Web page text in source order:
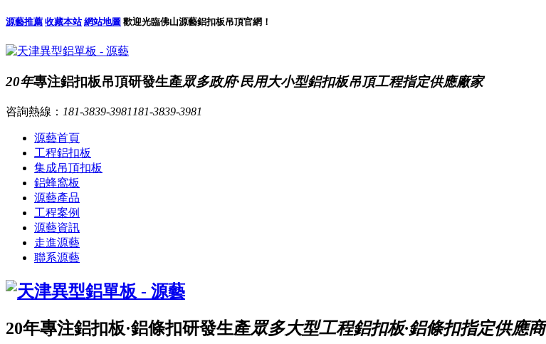
源藝推薦 收藏本站 網站地圖 歡迎光臨佛山源藝鋁扣板吊頂官網！
20年專注鋁扣板吊頂研發生產眾多政府·民用大小型鋁扣板吊頂工程指定供應廠家
咨詢熱線： 181-3839-3981 181-3839-3981
源藝首頁
工程鋁扣板
集成吊頂扣板
鋁蜂窩板
源藝產品
工程案例
源藝資訊
走進源藝
聯系源藝
20年專注鋁扣板·鋁條扣研發生產眾多大型工程鋁扣板·鋁條扣指定供應商